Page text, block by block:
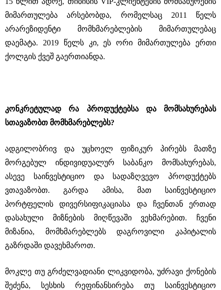
მიმართულება არსებობდა, რომელსაც 2011 წელს
არარეზიდენტი მომხმარებლების მიმართულებაც
დაემატა. 2019 წელს კი, ეს ორი მიმართულება ერთი
ქოლგის ქვეშ გაერთიანდა.
კონკრეტულად რა პროდუქტებსა და მომსახურებას
სთავაზობთ მომხმარებლებს?
ადგილობრივ და უცხოელ ფიზიკურ პირებს მათზე
მორგებულ ინდივიდუალურ საბანკო მომსახურებას,
ასევე საინვესტიციო და სადაზღვევო პროდუქტებს
ვთავაზობთ. გარდა ამისა, მათ საინვესტიციო
პორტფელის დივერსიფიკაციასა და ჩვენთან ერთად
დასახული მიზნების მიღწევაში ვეხმარებით. ჩვენი
მიზანია, მომხმარებლებს დაგროვილი კაპიტალის
გაზრდაში დავეხმაროთ.
მოკლე თუ გრძელვადიანი ლიკვიდობა, უძრავი ქონების
შეძენა, სესხის რეფინანსირება თუ საინვესტიციო